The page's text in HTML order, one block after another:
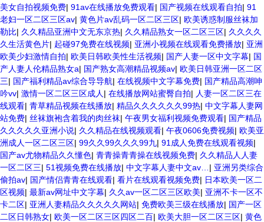
美女自拍视频免费| 91av在线播放免费观看| 国产视频在线观看自拍| 91
老妇一区二区三区av| 黄色片av乱码一区二区三区| 欧美诱惑制服丝袜加
勒比| 久久精品亚洲中文无东京热| 久久精品熟女一区二区三区| 久久久久
久生活黄色片| 起碰97免费在线视频| 亚洲小视频在线观看免费播放| 亚洲
欧美少妇激情自拍| 欧美日韩欧美性生活视频| 国产人妻一区中文字幕| 国
产人妻人伦精品熟女a| 国产熟女高潮精品视频av| 欧美日韩亚洲一区二区
三| 国产福利精品av综合导导航| 在线视频中文字幕免费| 国产精品高潮呻
吟vv| 激情一区二区三区成人 | 在线播放网站蜜臀自拍| 人妻一区二区三在
线观看| 青草精品视频在线播放| 精品久久久久久久99热| 中文字幕人妻网
站免费| 丝袜旗袍含着我的肉丝袜| 午夜男女福利视频免费观看| 国产精品
久久久久久亚洲小说| 久久精品在线视频观看| 午夜0606免费视频| 欧美亚
洲成人一区二区三区| 99久久99久久久99九| 91成人免费在线观看视频|
国产av尤物精品久久懂色| 青青操青青操在线视频免费| 久久精品人人妻
一区二区三| 51视频免费在线播放| 中文字幕人妻中文av… | 亚洲另类综合
偷拍av| 国产情侣青青在线观看| 看片在线观看视频免费| 日本欧美一区二
区视频| 最新av网址中文字幕| 久久av一区二区三区欧美| 亚洲不卡一区不
卡二区| 亚洲人妻精品久久久久久网站| 免费欧美三级在线播放| 国产一区
二区日韩熟女| 欧美一区二区三区四区二百| 欧美大胆一区二区三区| 黄色